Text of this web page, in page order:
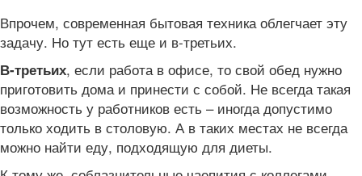
Впрочем, современная бытовая техника облегчает эту
задачу. Но тут есть еще и в-третьих.
В-третьих, если работа в офисе, то свой обед нужно
приготовить дома и принести с собой. Не всегда такая
возможность у работников есть – иногда допустимо
только ходить в столовую. А в таких местах не всегда
можно найти еду, подходящую для диеты.